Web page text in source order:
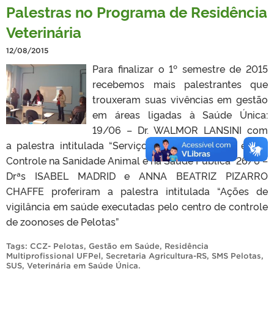
Palestras no Programa de Residência
Veterinária
12/08/2015
Para finalizar o 1º semestre de 2015
recebemos mais palestrantes que
trouxeram suas vivências em gestão
em áreas ligadas à Saúde Única:
19/06 – Dr. WALMOR LANSINI com
a palestra intitulada “Serviço Veterinário Oficial e seu
Controle na Sanidade Animal e na Saúde Pública” 26/6 –
Drªs ISABEL MADRID e ANNA BEATRIZ PIZARRO
CHAFFE proferiram a palestra intitulada “Ações de
vigilância em saúde executadas pelo centro de controle
de zoonoses de Pelotas”
Tags: CCZ- Pelotas, Gestão em Saúde, Residência
Multiprofissional UFPel, Secretaria Agricultura-RS, SMS Pelotas,
SUS, Veterinária em Saúde Única.